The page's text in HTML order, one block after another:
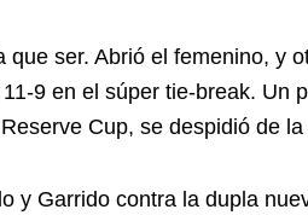
ser. Abrió el femenino, y
9 en el súper tie-break. Un
Cup, se despidió de
y Garrido contra la dupla